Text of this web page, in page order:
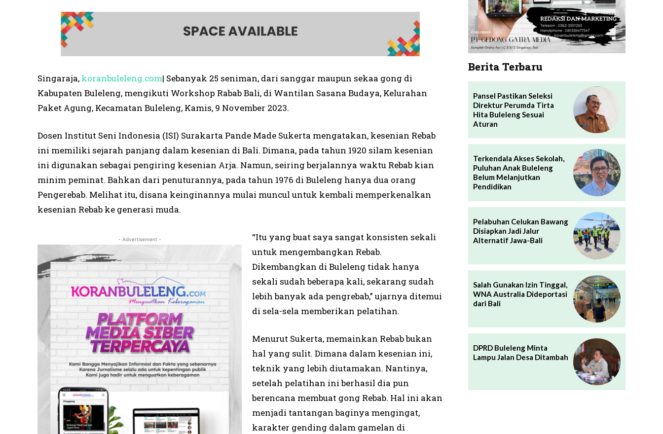
Singaraja, koranbuleleng.com| Sebanyak 25 seniman, dari sanggar maupun sekaa gong di
Kabupaten Buleleng, mengikuti Workshop Rabab Bali, di Wantilan Sasana Budaya, Kelurahan
Paket Agung, Kecamatan Buleleng, Kamis, 9 November 2023.
Dosen Institut Seni Indonesia (ISI) Surakarta Pande Made Sukerta mengatakan, kesenian Rebab
ini memiliki sejarah panjang dalam kesenian di Bali. Dimana, pada tahun 1920 silam kesenian
ini digunakan sebagai pengiring kesenian Arja. Namun, seiring berjalannya waktu Rebab kian
minim peminat. Bahkan dari penuturannya, pada tahun 1976 di Buleleng hanya dua orang
Pengerebab. Melihat itu, disana keinginannya mulai muncul untuk kembali memperkenalkan
kesenian Rebab ke generasi muda.
- Advertisement -
“Itu yang buat saya sangat konsisten sekali
untuk mengembangkan Rebab.
Dikembangkan di Buleleng tidak hanya
sekali sudah beberapa kali, sekarang sudah
lebih banyak ada pengrebab,” ujarnya ditemui
di sela-sela memberikan pelatihan.
Menurut Sukerta, memainkan Rebab bukan
hal yang sulit. Dimana dalam kesenian ini,
teknik yang lebih diutamakan. Nantinya,
setelah pelatihan ini berhasil dia pun
berencana membuat gong Rebab. Hal ini akan
menjadi tantangan baginya mengingat,
karakter gending dalam gamelan di
Berita Terbaru
Pansel Pastikan Seleksi
Direktur Perumda Tirta
Hita Buleleng Sesuai
Aturan
Terkendala Akses Sekolah,
Puluhan Anak Buleleng
Belum Melanjutkan
Pendidikan
Pelabuhan Celukan Bawang
Disiapkan Jadi Jalur
Alternatif Jawa-Bali
Salah Gunakan Izin Tinggal,
WNA Australia Dideportasi
dari Bali
DPRD Buleleng Minta
Lampu Jalan Desa Ditambah